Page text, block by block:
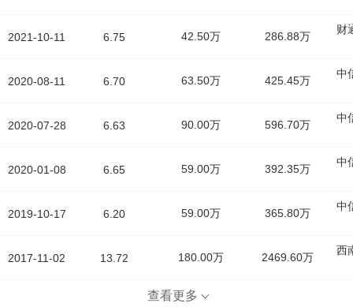
2021-10-11
2020-08-11
2020-07-28
2020-01-08
2019-10-17
2017-11-02
6.75 42.50万 286.88万
财
6.70 63.50万 425.45万
中
6.63 90.00万 596.70万
中
6.65 59.00万 392.35万
中
6.20 59.00万 365.80万
中
13.72 180.00万 2469.60万
西
查看更多